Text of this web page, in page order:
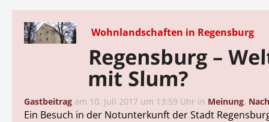
Wohnlandschaften in Regensburg
Regensburg –
mit Slum?
Gastbeitrag am 10. Juli 2017 um 13:59 Uhr in Meinung,
Ein Besuch in der Notunterkunft der Stadt